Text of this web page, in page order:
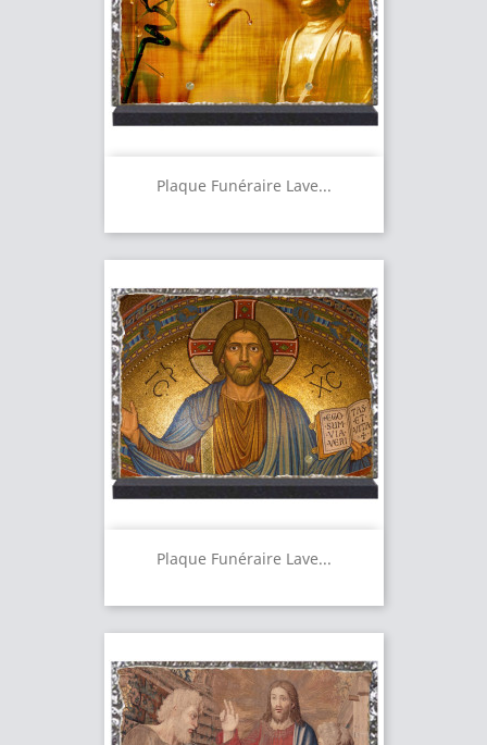
Plaque Funéraire Lave...
Plaque Funéraire Lave...